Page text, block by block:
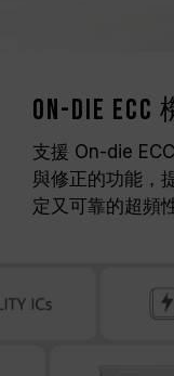
On-Die
支援 On-die
與修正的功能，
定又可靠的超頻